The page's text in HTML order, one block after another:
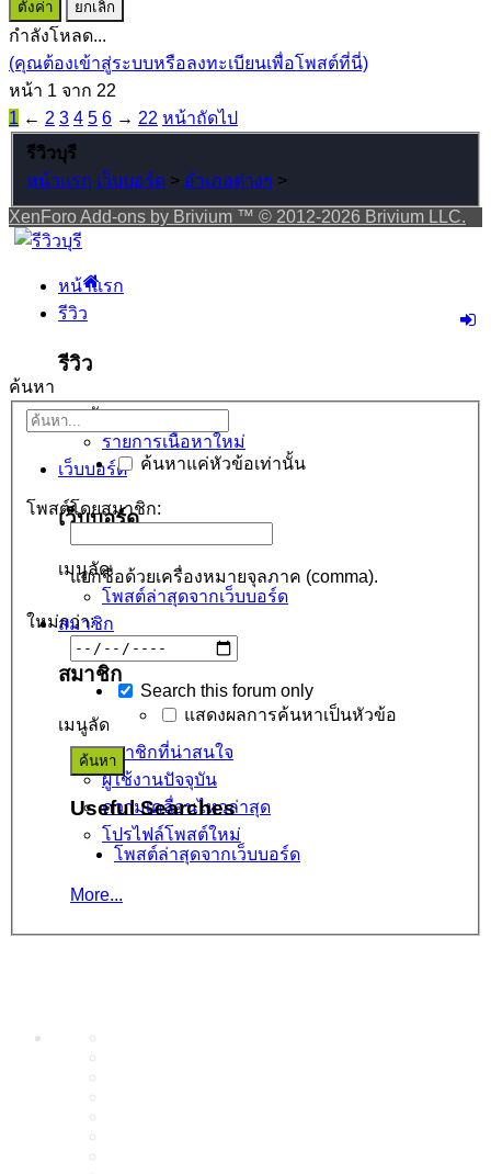
กำลังโหลด...
(คุณต้องเข้าสู่ระบบหรือลงทะเบียนเพื่อโพสต์ที่นี่)
หน้า 1 จาก 22
1 ← 2 3 4 5 6 → 22 หน้าถัดไป
รีวิวบุรี
หน้าแรก เว็บบอร์ด > อำเภอต่างๆ >
XenForo Add-ons by Brivium ™ © 2012-2026 Brivium LLC.
หน้าแรก
รีวิว
รีวิว
เมนูลัด
รายการเนื้อหาใหม่
เว็บบอร์ด
เว็บบอร์ด
เมนูลัด
โพสต์ล่าสุดจากเว็บบอร์ด
สมาชิก
สมาชิก
เมนูลัด
สมาชิกที่น่าสนใจ
ผู้ใช้งานปัจจุบัน
ความเคลื่อนไหวล่าสุด
โปรไฟล์โพสต์ใหม่
ค้นหา
ค้นหาแค่หัวข้อเท่านั้น
โพสต์โดยสมาชิก:
แยกชื่อด้วยเครื่องหมายจุลภาค (comma).
ใหม่กว่า:
Search this forum only
แสดงผลการค้นหาเป็นหัวข้อ
Useful Searches
โพสต์ล่าสุดจากเว็บบอร์ด
More...